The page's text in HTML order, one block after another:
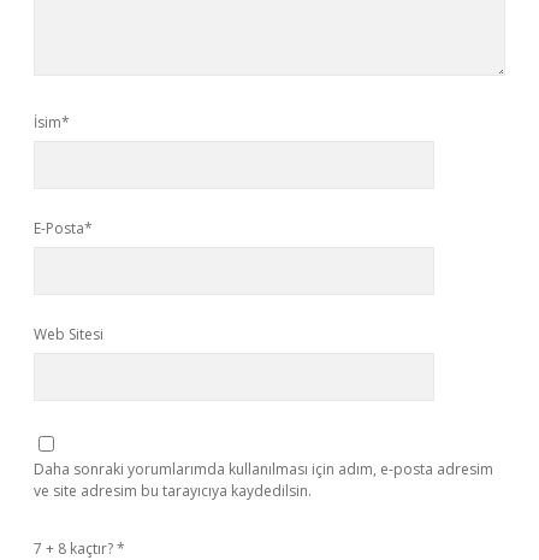
İsim*
E-Posta*
Web Sitesi
Daha sonraki yorumlarımda kullanılması için adım, e-posta adresim
ve site adresim bu tarayıcıya kaydedilsin.
7 + 8 kaçtır?*